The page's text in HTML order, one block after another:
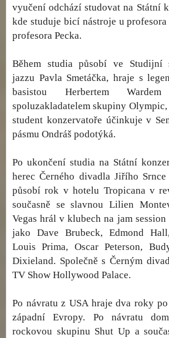
vyučení odchází studovat na Státní
kde studuje bicí nástroje u
profesora Pecka.
Během studia působí ve Studijní
jazzu Pavla Smetáčka, hraje s
basistou Herbertem
spoluzakladatelem skupiny
student konzervatoře účinkuje v
pásmu Ondráš podotýká.
Po ukončení studia na Státní
herec Černého divadla Jiřího
působí rok v hotelu Tropicana v
současně se slavnou Lilien
Vegas hrál v klubech na jam
jako Dave Brubeck, Edmond
Louis Prima, Oscar Peterson,
Dixieland. Společně s Černým
TV Show Hollywood Palace.
Po návratu z USA hraje dva roky
západní Evropy. Po návratu
rockovou skupinu Shut Up a